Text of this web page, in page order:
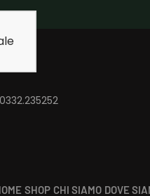
Spedizione gratuita da
0332.235252
SHOP CHI SIAMO DOVE